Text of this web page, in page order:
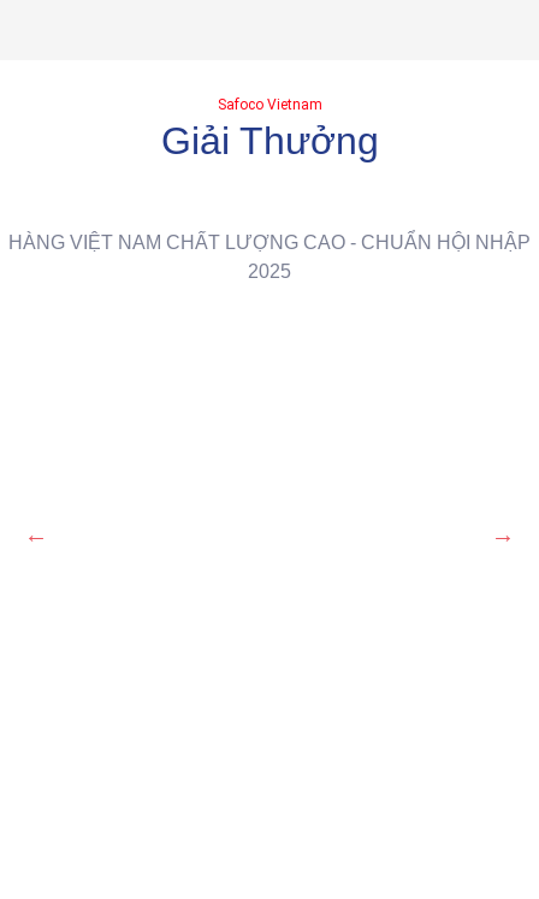
Safoco Vietnam
Giải Thưởng
HÀNG VIỆT NAM CHẤT LƯỢNG CAO - CHUẨN HỘI NHẬP
2025